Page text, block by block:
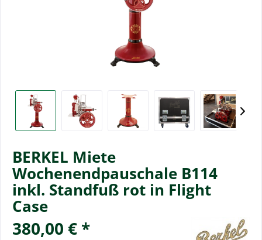
BERKEL Miete
Wochenendpauschale B114
inkl. Standfuß rot in Flight
Case
380,00 € *